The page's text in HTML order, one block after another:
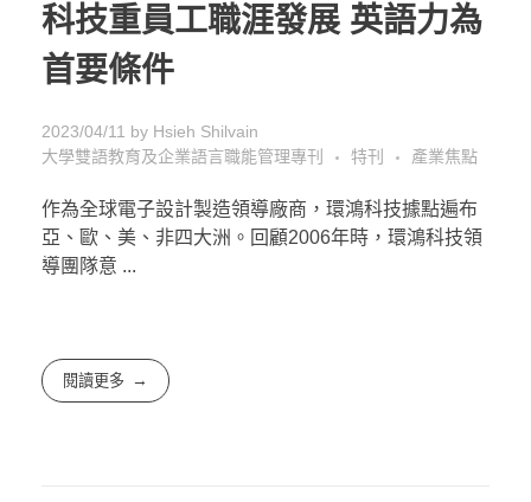
科技重員工職涯發展 英語力為
首要條件
2023/04/11 by Hsieh Shilvain
大學雙語教育及企業語言職能管理專刊
特刊 產業焦點
作為全球電子設計製造領導廠商，環鴻科技據點遍布
亞、歐、美、非四大洲。回顧2006年時，環鴻科技領
導團隊意 ...
閱讀更多